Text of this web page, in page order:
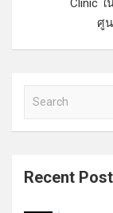
เ
ง
Clinic
ศู
a
cRecent